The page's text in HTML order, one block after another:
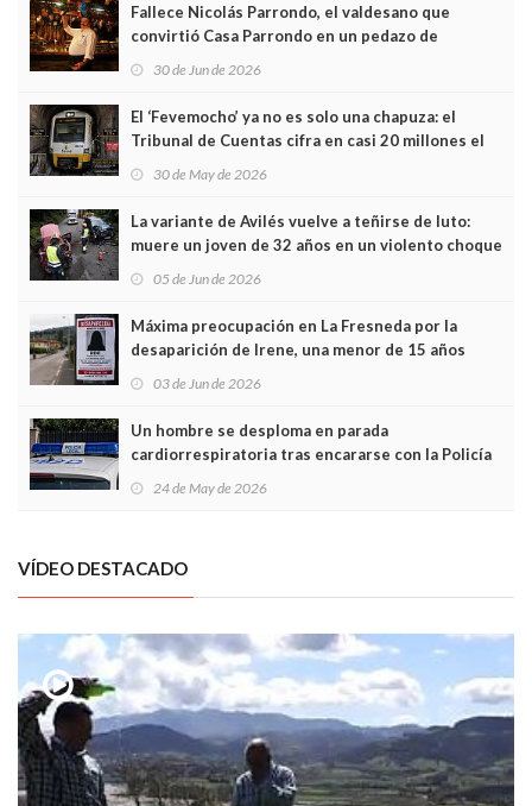
Fallece Nicolás Parrondo, el valdesano que
convirtió Casa Parrondo en un pedazo de
Asturias en Madrid
30 de Jun de 2026
El ‘Fevemocho’ ya no es solo una chapuza: el
Tribunal de Cuentas cifra en casi 20 millones el
sobrecoste de los trenes que no cabían por los
30 de May de 2026
La variante de Avilés vuelve a teñirse de luto:
muere un joven de 32 años en un violento choque
frontal
05 de Jun de 2026
Máxima preocupación en La Fresneda por la
desaparición de Irene, una menor de 15 años
03 de Jun de 2026
Un hombre se desploma en parada
cardiorrespiratoria tras encararse con la Policía
Local en Luanco
24 de May de 2026
VÍDEO DESTACADO